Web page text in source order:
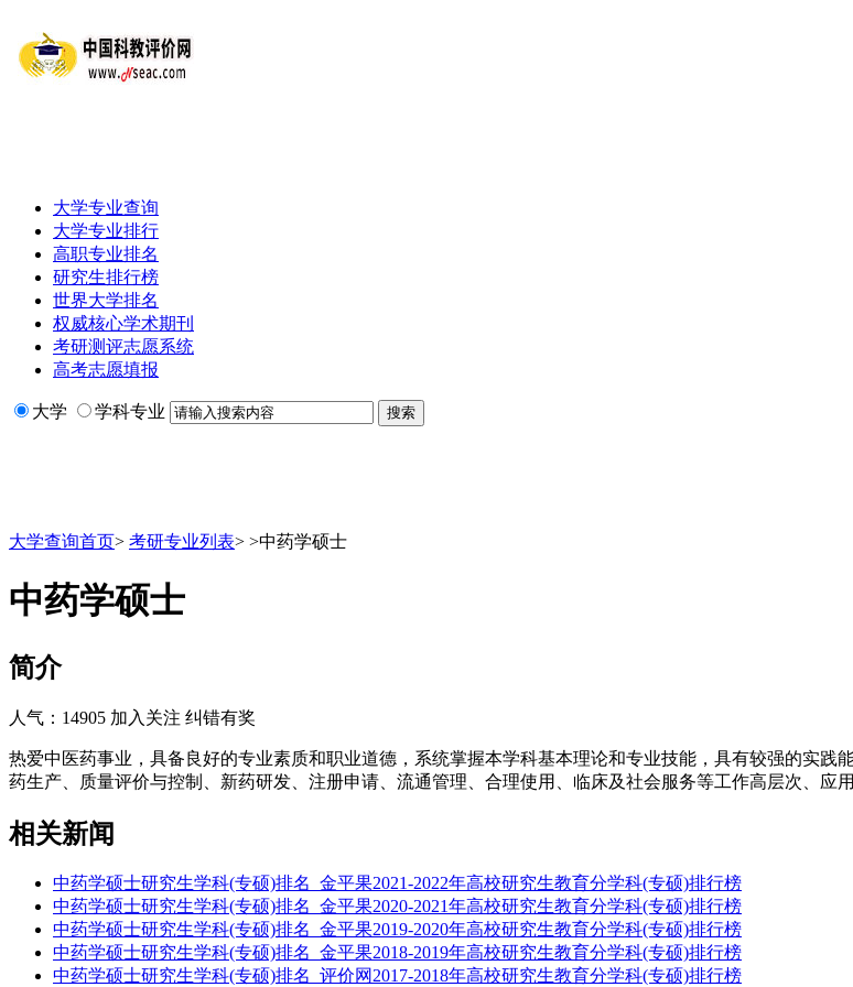
大学专业查询
大学专业排行
高职专业排名
研究生排行榜
世界大学排名
权威核心学术期刊
考研测评志愿系统
高考志愿填报
大学 学科专业
大学查询首页> 考研专业列表> >中药学硕士
中药学硕士
简介
人气：14905 加入关注 纠错有奖
热爱中医药事业，具备良好的专业素质和职业道德，系统掌握本学科基本理论和专业技能，具有较强的实
药生产、质量评价与控制、新药研发、注册申请、流通管理、合理使用、临床及社会服务等工作高层次、应
相关新闻
中药学硕士研究生学科(专硕)排名_金平果2021-2022年高校研究生教育分学科(专硕)排行榜
中药学硕士研究生学科(专硕)排名_金平果2020-2021年高校研究生教育分学科(专硕)排行榜
中药学硕士研究生学科(专硕)排名_金平果2019-2020年高校研究生教育分学科(专硕)排行榜
中药学硕士研究生学科(专硕)排名_金平果2018-2019年高校研究生教育分学科(专硕)排行榜
中药学硕士研究生学科(专硕)排名_评价网2017-2018年高校研究生教育分学科(专硕)排行榜